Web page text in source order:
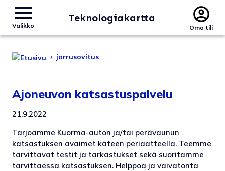
Valikko
Teknologiakartta
Oma tili
› jarrusovitus
Ajoneuvon katsastuspalvelu
21.9.2022
Tarjoamme Kuorma-auton ja/tai perävaunun
katsastuksen avaimet käteen periaatteella. Teemme
tarvittavat testit ja tarkastukset sekä suoritamme
tarvittaessa katsastuksen. Helppoa ja vaivatonta